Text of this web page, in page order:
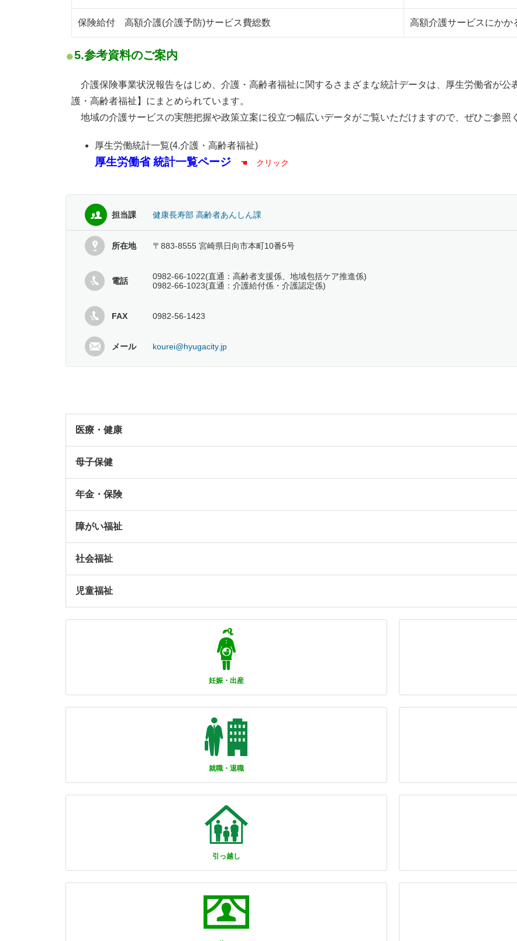
保険給付 高額介護(介護予防)サービス費総数 高額介護サービスにかか
5.参考資料のご案内
介護保険事業状況報告をはじめ、介護・高齢者福祉に関するさまざまな統計データは、厚生労働省が公
護・高齢者福祉】にまとめられています。
地域の介護サービスの実態把握や政策立案に役立つ幅広いデータがご覧いただけますので、ぜひご参照
厚生労働統計一覧(4.介護・高齢者福祉)
厚生労働省 統計一覧ページ ☚ クリック
担当課 健康長寿部 高齢者あんしん課
所在地 〒883-8555 宮崎県日向市本町10番5号
電話
0982-66-1022(直通：高齢者支援係、地域包括ケア推進係)
0982-66-1023(直通：介護給付係・介護認定係)
FAX 0982-56-1423
メール kourei@hyugacity.jp
医療・健康
母子保健
年金・保険
障がい福祉
社会福祉
児童福祉
妊娠・出産
就職・退職
引っ越し